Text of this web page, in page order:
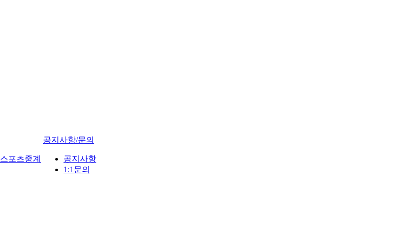
스포츠중계
공지사항/문의
공지사항
1:1문의